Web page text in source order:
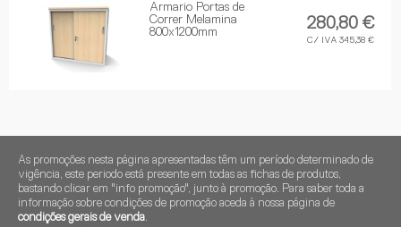
Armario Portas de
Correr Melamina
800x1200mm
280,80 €
C/ IVA 345,38 €
As promoções nesta página apresentadas têm um período determinado de
vigência, este periodo está presente em todas as fichas de produtos,
bastando clicar em "info promoção", junto à promoção. Para saber toda a
informação sobre condições de promoção aceda à nossa página de
condições gerais de venda.